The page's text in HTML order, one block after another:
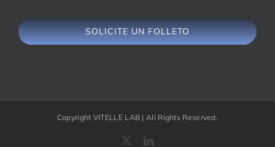
SOLICITE UN FOLLETO
Copyright VITELLE LAB | All Rights Reserved.
LinkedIn